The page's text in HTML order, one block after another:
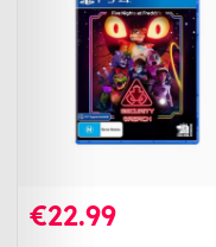
€22.99